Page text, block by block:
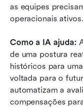
as equipes
operacionais ativos.
Como a IA ajuda:
de uma postura
históricos para
voltada para o
automatizam a
compensações